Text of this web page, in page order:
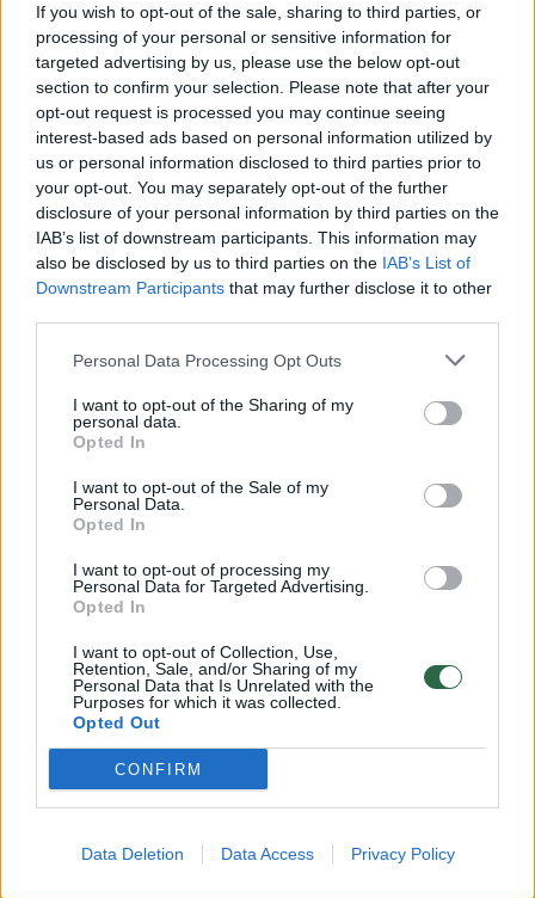
If you wish to opt-out of the sale, sharing to third parties, or
processing of your personal or sensitive information for
targeted advertising by us, please use the below opt-out
section to confirm your selection. Please note that after your
opt-out request is processed you may continue seeing
interest-based ads based on personal information utilized by
us or personal information disclosed to third parties prior to
your opt-out. You may separately opt-out of the further
disclosure of your personal information by third parties on the
IAB’s list of downstream participants. This information may
also be disclosed by us to third parties on the IAB’s List of
Downstream Participants that may further disclose it to other
Personal Data Processing Opt Outs
I want to opt-out of the Sharing of my
personal data.
Opted In
I want to opt-out of the Sale of my
Personal Data.
Opted In
I want to opt-out of processing my
Personal Data for Targeted Advertising.
Opted In
I want to opt-out of Collection, Use,
Retention, Sale, and/or Sharing of my
Personal Data that Is Unrelated with the
Purposes for which it was collected.
Opted Out
CONFIRM
Data Deletion Data Access Privacy Policy
„Radistas“ Jonas Nainys ir grupės „Pinup
Girls“ narė, prekės ženklo „Nunu“ įkūrėja
Simona Nainė, prodiuseriai Neringa Zeleniūtė
ir Martynas Tyla, radijo laidų vėdėjai Orijus
Gasanovas, Simona Bandita su mylimuoju
Andrejumi bei Livija Gradauskienė su vyru
Marijumi ir dar daugelis kitų britų roko grupės
gerbėjų.
Filmas bus rodomas daugiau kaip 2000 kino
kino teatruose. Oficialiai kino teatruose šis
filmas pasirodys jau lapkričio 14 dieną.
Susiję straipsniai
Po filmo „Taip gimė žvaigždė“